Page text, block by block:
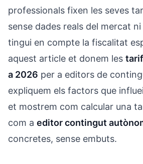
professionals fixen les seves
sense dades reals del mercat
tingui en compte la fiscalitat
aquest article et donem les
a 2026 per a editors de
expliquem els factors que
et mostrem com calcular una
com a editor contingut
concretes, sense embuts.